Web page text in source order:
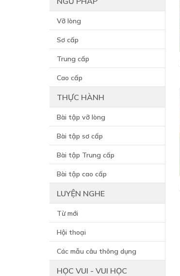
Vỡ lòng
Sơ cấp
Trung cấp
Cao cấp
THỰC HÀNH
Bài tập vỡ lòng
Bài tập sơ cấp
Bài tập Trung cấp
Bài tập cao cấp
LUYỆN NGHE
Từ mới
Hội thoại
Các mẫu câu thông dụng
HỌC VUI - VUI HỌC